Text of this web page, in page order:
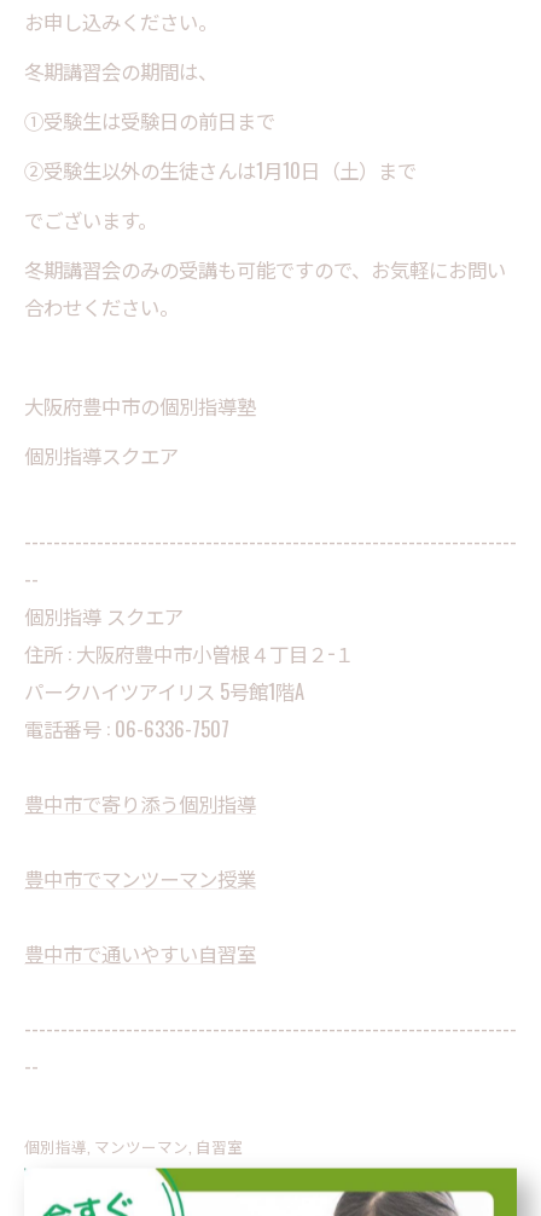
お申し込みください。
冬期講習会の期間は、
①受験生は受験日の前日まで
②受験生以外の生徒さんは1月10日（土）まで
でございます。
冬期講習会のみの受講も可能ですので、お気軽にお問い
合わせください。
大阪府豊中市の個別指導塾
個別指導スクエア
--------------------------------------------------------------------
--
個別指導 スクエア
住所 : 大阪府豊中市小曽根４丁目２−１
パークハイツアイリス 5号館1階A
電話番号 : 06-6336-7507
豊中市で寄り添う個別指導
豊中市でマンツーマン授業
豊中市で通いやすい自習室
--------------------------------------------------------------------
--
個別指導 マンツーマン 自習室